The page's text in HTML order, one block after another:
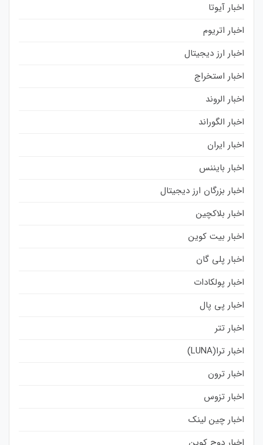
اخبار آیوتا
اخبار اتریوم
اخبار ارز دیجیتال
اخبار استخراج
اخبار الروند
اخبار الگوراند
اخبار ایران
اخبار بایننس
اخبار بزرگان ارز دیجیتال
اخبار بلاکچین
اخبار بیت کوین
اخبار پلی گان
اخبار پولکادات
اخبار پی پال
اخبار تتر
اخبار ترا(LUNA)
اخبار ترون
اخبار تزوس
اخبار چین لینک